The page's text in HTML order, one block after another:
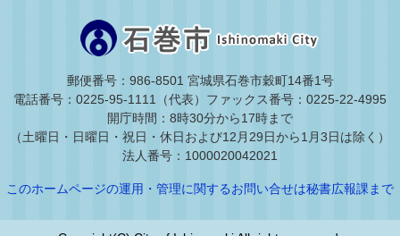
郵便番号：986-8501 宮城県石巻市穀町14番1号
電話番号：0225-95-1111（代表） ファックス番号：0225-22-4995
開庁時間：8時30分から17時まで
（土曜日・日曜日・祝日・休日および12月29日から1月3日は除く）
法人番号：1000020042021
このホームページの運用・管理に関するお問い合せは秘書広報課まで